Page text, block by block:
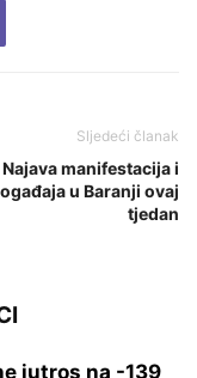
Sljedeći članak
Najava manifestacija i
u Baranji ovaj
tjedan
jutros na -139